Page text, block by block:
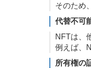
そのため
代替不可
NFTは、
例えば、
所有権の